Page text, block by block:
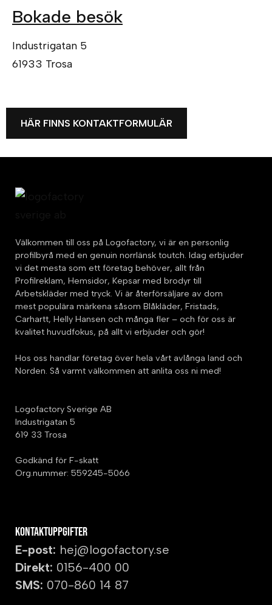
Bokade besök
Industrigatan 5
61933 Trosa
HÄR FINNS KONTAKTFORMULÄR
Välkommen till oss på Logofactory, vi är en personlig
profilbyrå med en genuin norrlänsk toutch. Idag erbjuder
vi det mesta som ett företag behöver, allt från
Profilreklam, Hemsidor, Kepsar med brodyr till
Arbetskläder med tryck. Vi är återförsäljare av dom
mest populära märkena såsom Blåkläder, Fristads,
Carhartt, Helly Hansen och många fler – och för oss är
kvalitet huvudfokus, på allt vi erbjuder och gör!
Hos oss handlar företag över hela vårt avlånga land och
Norden. Så varmt välkommen att anlita oss ni med!
Logofactory Sverige AB
Industrigatan 5
619 33 Trosa
Godkänd för F-skatt
Org.nummer: 559245-5066
Kontaktuppgifter
E-post: hej@logofactory.se
Direkt: 0156-400 00
SMS: 070-860 14 87